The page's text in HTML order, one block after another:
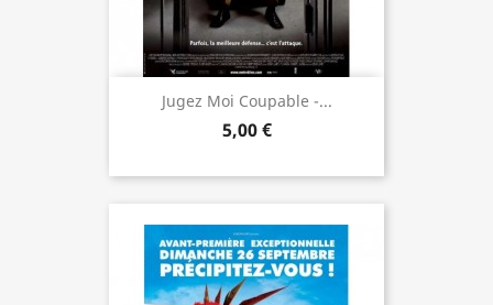
Jugez Moi Coupable -...
5,00 €